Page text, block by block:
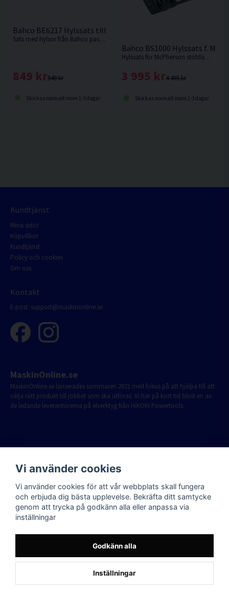
Bahco BE6217 Hylssats till Oljeplugg 3/8" 17 delar
Sats med hylsor från Bahco passande oljepluggar hos de flesta biltillverkare.
949 kr
849 kr
Skickas normalt inom 1-3 dagar
Bahco BS1000 Hylssats f.
Hylssats för McPherson stötdämpare från Bahco.
4 495 kr
3 995 kr
Skickas normalt inom 1-3 dagar
Kundtjänst
Mina sidor
Köpvillkor
Kundtjänst
Policy och cookies
Om oss
Kontakt
E-post: support@maskinonline.se
MaskinOnline.se
MaskinOnline.se lanserades sommaren 2021 med fokus på att hjälpa till att
välja rätt produkt till jobbet som ska utföras. Vi har på kort tid blivit en av
de ledande leverantörerna på elverktyg från HiKOKI Powertools.
Powered by Nyehandel AB
Vi använder cookies
Vi använder cookies för att vår webbplats skall fungera
och erbjuda dig bästa upplevelse. Bekräfta ditt samtycke
genom att trycka på godkänn alla eller anpassa via
inställningar
Godkänn alla
Inställningar